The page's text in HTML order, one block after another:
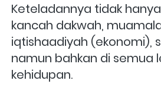
Keteladannya tidak
kancah dakwah,
iqtishaadiyah (ekonomi),
namun bahkan di semua
kehidupan.